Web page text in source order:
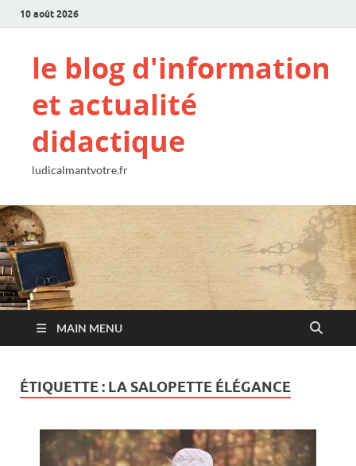
10 août 2026
le blog d'information
et actualité
didactique
ludicalmantvotre.fr
MAIN MENU
ÉTIQUETTE : LA SALOPETTE ÉLÉGANCE